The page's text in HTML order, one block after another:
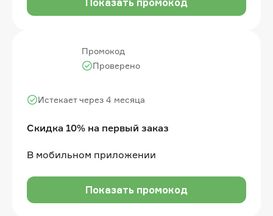
Промокод
Скидка 10% на первый заказ
Истекает через 4 месяца
Проверено
В мобильном приложении
Показать промокод